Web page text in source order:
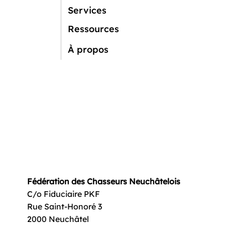
hors saison ?
Services
Ressources
À propos
Fédération des Chasseurs Neuchâtelois
C/o Fiduciaire PKF
Rue Saint-Honoré 3
2000 Neuchâtel